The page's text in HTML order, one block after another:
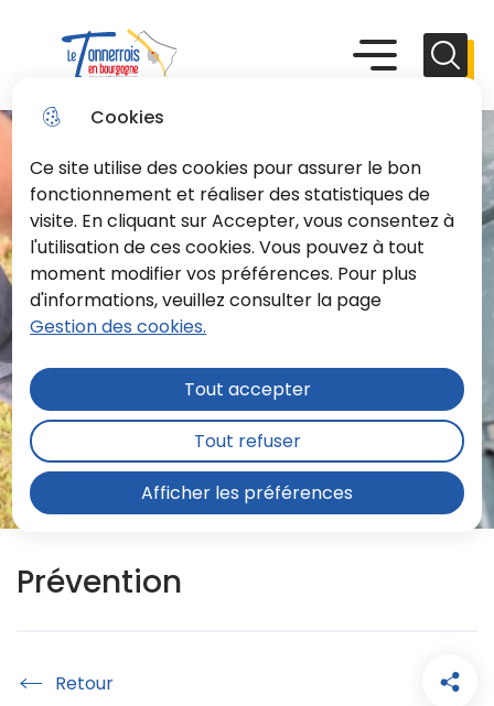
Cookies
Ce site utilise des cookies pour assurer le bon
fonctionnement et réaliser des statistiques de
visite. En cliquant sur Accepter, vous consentez à
l'utilisation de ces cookies. Vous pouvez à tout
moment modifier vos préférences. Pour plus
d'informations, veuillez consulter la page
Gestion des cookies.
Afficher les préférences
Tout accepter
Tout refuser
au
menu
Aller à la
recherche
principal
le plan du
Menu principal Menu
Prévention
Accueil